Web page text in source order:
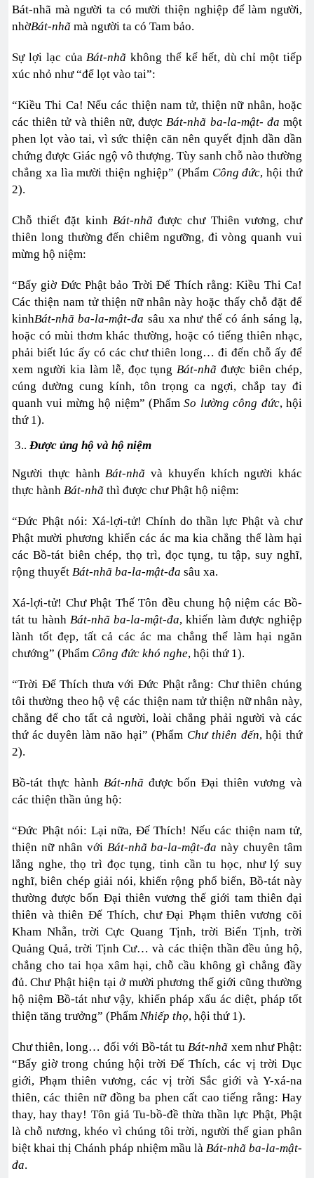
Bát-nhã mà người ta có mười thiện nghiệp để làm người,
nhờBát-nhã mà người ta có Tam bảo.
Sự lợi lạc củaBát-nhãkhông thể kể hết, dù chỉ một tiếp
xúc nhỏ như “để lọt vào tai”:
“Kiều Thi Ca! Nếu các thiện nam tử, thiện nữ nhân, hoặc
các thiên tử và thiên nữ, đượcBát-nhã ba-la-mật- đamột
phen lọt vào tai, vì sức thiện căn nên quyết định dần dần
chứng được Giác ngộ vô thượng. Tùy sanh chỗ nào thường
chẳng xa lìa mười thiện nghiệp” (Phẩm Công đức, hội thứ
2).
Chỗ thiết đặt kinh Bát-nhãđược chư Thiên vương, chư
thiên long thường đến chiêm ngưỡng, đi vòng quanh vui
mừng hộ niệm:
“Bấy giờ Đức Phật bảo Trời Đế Thích rằng: Kiều Thi Ca!
Các thiện nam tử thiện nữ nhân này hoặc thấy chỗ đặt để
kinhBát-nhã ba-la-mật-đa sâu xa như thế có ánh sáng lạ,
hoặc có mùi thơm khác thường, hoặc có tiếng thiên nhạc,
phải biết lúc ấy có các chư thiên long… đi đến chỗ ấy để
xem người kia làm lễ, đọc tụngBát-nhãđược biên chép,
cúng dường cung kính, tôn trọng ca ngợi, chắp tay đi
quanh vui mừng hộ niệm” (PhẩmSo lường công đức, hội
thứ 1).
3.. Được ủng hộ và hộ niệm
Người thực hànhBát-nhã và khuyến khích người khác
thực hành Bát-nhã thì được chư Phật hộ niệm:
“Đức Phật nói: Xá-lợi-tử! Chính do thần lực Phật và chư
Phật mười phương khiến các ác ma kia chẳng thể làm hại
các Bồ-tát biên chép, thọ trì, đọc tụng, tu tập, suy nghĩ,
rộng thuyết Bát-nhã ba-la-mật-đa sâu xa.
Xá-lợi-tử! Chư Phật Thế Tôn đều chung hộ niệm các Bồ-
tát tu hành Bát-nhã ba-la-mật-đa, khiến làm được nghiệp
lành tốt đẹp, tất cả các ác ma chẳng thể làm hại ngăn
chướng” (Phẩm Công đức khó nghe, hội thứ 1).
“Trời Đế Thích thưa với Đức Phật rằng: Chư thiên chúng
tôi thường theo hộ vệ các thiện nam tử thiện nữ nhân này,
chẳng để cho tất cả người, loài chẳng phải người và các
thứ ác duyên làm não hại” (Phẩm Chư thiên đến, hội thứ
2).
Bồ-tát thực hành Bát-nhã được bốn Đại thiên vương và
các thiện thần ủng hộ:
“Đức Phật nói: Lại nữa, Đế Thích! Nếu các thiện nam tử,
thiện nữ nhân với Bát-nhã ba-la-mật-đanày chuyên tâm
lắng nghe, thọ trì đọc tụng, tinh cần tu học, như lý suy
nghĩ, biên chép giải nói, khiến rộng phổ biến, Bồ-tát này
thường được bốn Đại thiên vương thế giới tam thiên đại
thiên và thiên Đế Thích, chư Đại Phạm thiên vương cõi
Kham Nhẫn, trời Cực Quang Tịnh, trời Biến Tịnh, trời
Quảng Quả, trời Tịnh Cư… và các thiện thần đều ủng hộ,
chẳng cho tai họa xâm hại, chỗ cầu không gì chẳng đầy
đủ. Chư Phật hiện tại ở mười phương thế giới cũng thường
hộ niệm Bồ-tát như vậy, khiến pháp xấu ác diệt, pháp tốt
thiện tăng trưởng” (Phẩm Nhiếp thọ, hội thứ 1).
Chư thiên, long… đối với Bồ-tát tuBát-nhã xem như Phật:
“Bấy giờ trong chúng hội trời Đế Thích, các vị trời Dục
giới, Phạm thiên vương, các vị trời Sắc giới và Y-xá-na
thiên, các thiên nữ đồng ba phen cất cao tiếng rằng: Hay
thay, hay thay! Tôn giả Tu-bồ-đề thừa thần lực Phật, Phật
là chỗ nương, khéo vì chúng tôi trời, người thế gian phân
biệt khai thị Chánh pháp nhiệm mầu là Bát-nhã ba-la-mật-
đa.